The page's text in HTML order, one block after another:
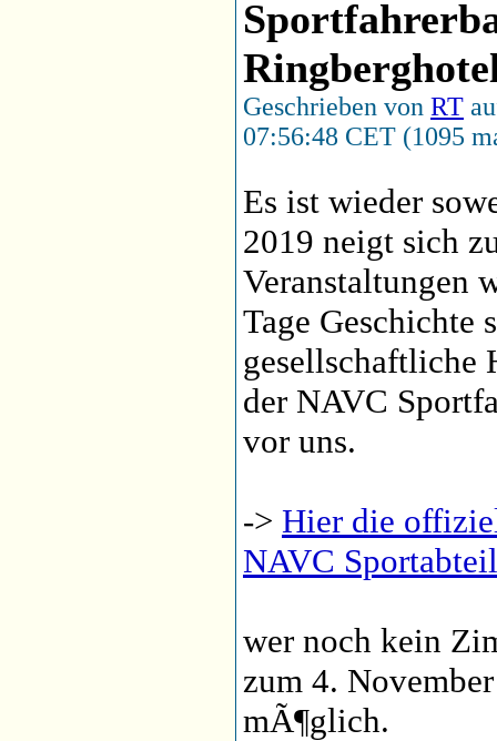
Geschrieben von RT
07:56:48 CET (1095
Es ist wieder
2019 neigt sich
Veranstaltungen
Tage Geschichte
gesellschaftliche
der NAVC
vor uns.
-> Hier die
NAVC
wer noch kein
zum 4.
mÃ¶glich.